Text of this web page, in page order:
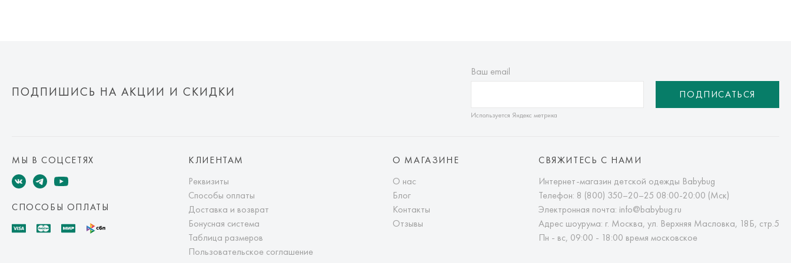
ПОДПИШИСЬ НА АКЦИИ И СКИДКИ
Ваш email
Используется Яндекс метрика
ПОДПИСАТЬСЯ
МЫ В СОЦСЕТЯХ
СПОСОБЫ ОПЛАТЫ
КЛИЕНТАМ
Реквизиты
Способы оплаты
Доставка и возврат
Бонусная система
Таблица размеров
Пользовательское соглашение
О МАГАЗИНЕ
О нас
Блог
Контакты
Отзывы
СВЯЖИТЕСЬ С НАМИ
Интернет-магазин детской одежды Babybug
Телефон: 8 (800) 350–20–25 08:00-20:00 (Мск)
Электронная почта: info@babybug.ru
Адрес шоурума: г. Москва, ул. Верхняя Масловка, 18Б, стр.5
Пн - вс, 09:00 - 18:00 время московское